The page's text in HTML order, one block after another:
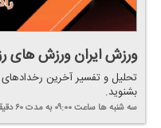
ورزش ایران ورزش های
تحلیل و تفسیر آخرین
بشنوید.
سه شنبه ها ساعت ۰۹:۰۰ به مدت ۶۰ دقیقه